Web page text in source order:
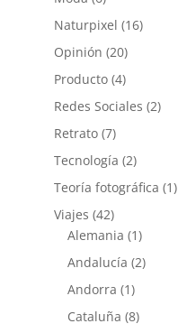
Naturpixel (16)
Opinión (20)
Producto(4)
Redes Sociales (2)
Retrato(7)
Tecnología (2)
Teoría fotográfica (1)
Viajes (42)
Alemania (1)
Andalucía (2)
Andorra (1)
Cataluña (8)